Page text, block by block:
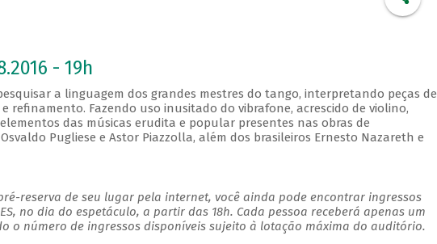
- 19h
a linguagem dos grandes mestres do tango, interpretando peças de
refinamento. Fazendo uso inusitado do vibrafone, acrescido de violino,
das músicas erudita e popular presentes nas obras de
Pugliese e Astor Piazzolla, além dos brasileiros Ernesto Nazareth e
reserva de seu lugar pela internet, você ainda pode encontrar ingressos
no dia do espetáculo, a partir das 18h. Cada pessoa receberá apenas um
o número de ingressos disponíveis sujeito à lotação máxima do auditório.